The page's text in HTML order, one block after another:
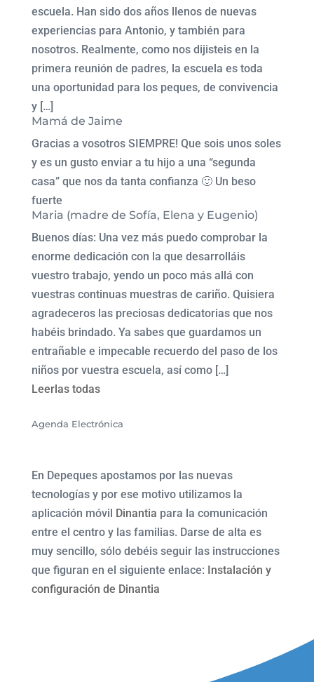
escuela. Han sido dos años llenos de nuevas
experiencias para Antonio, y también para
nosotros. Realmente, como nos dijisteis en la
primera reunión de padres, la escuela es toda
una oportunidad para los peques, de convivencia
y […]
Mamá de Jaime
Gracias a vosotros SIEMPRE! Que sois unos soles
y es un gusto enviar a tu hijo a una “segunda
casa” que nos da tanta confianza 🙂 Un beso
fuerte
Maria (madre de Sofía, Elena y Eugenio)
Buenos días: Una vez más puedo comprobar la
enorme dedicación con la que desarrolláis
vuestro trabajo, yendo un poco más allá con
vuestras continuas muestras de cariño. Quisiera
agradeceros las preciosas dedicatorias que nos
habéis brindado. Ya sabes que guardamos un
entrañable e impecable recuerdo del paso de los
niños por vuestra escuela, así como […]
Leerlas todas
Agenda Electrónica
En Depeques apostamos por las nuevas
tecnologías y por ese motivo utilizamos la
aplicación móvil Dinantia para la comunicación
entre el centro y las familias. Darse de alta es
muy sencillo, sólo debéis seguir las instrucciones
que figuran en el siguiente enlace: Instalación y
configuración de Dinantia